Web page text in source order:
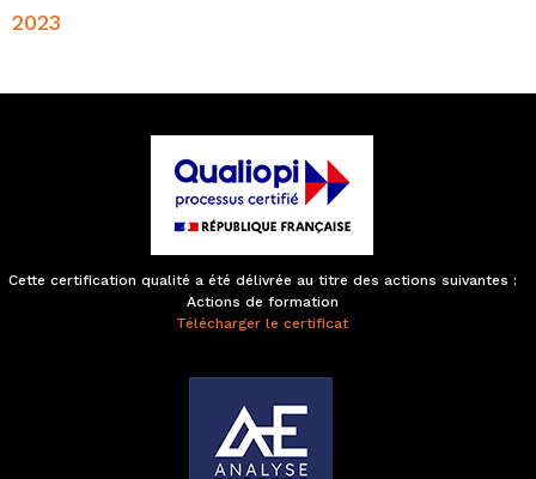
2023
Cette certification qualité a été délivrée au titre des actions suivantes :
Actions de formation
Télécharger le certificat